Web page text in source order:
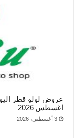
اغسطس 2026
3 أغسطس، 2026